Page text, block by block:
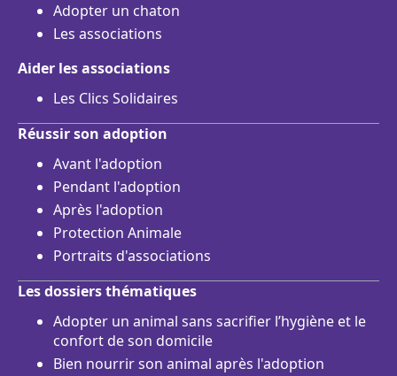
Adopter un chaton
Les associations
Aider les associations
Les Clics Solidaires
Réussir son adoption
Avant l'adoption
Pendant l'adoption
Après l'adoption
Protection Animale
Portraits d'associations
Les dossiers thématiques
Adopter un animal sans sacrifier l’hygiène et le
confort de son domicile
Bien nourrir son animal après l'adoption